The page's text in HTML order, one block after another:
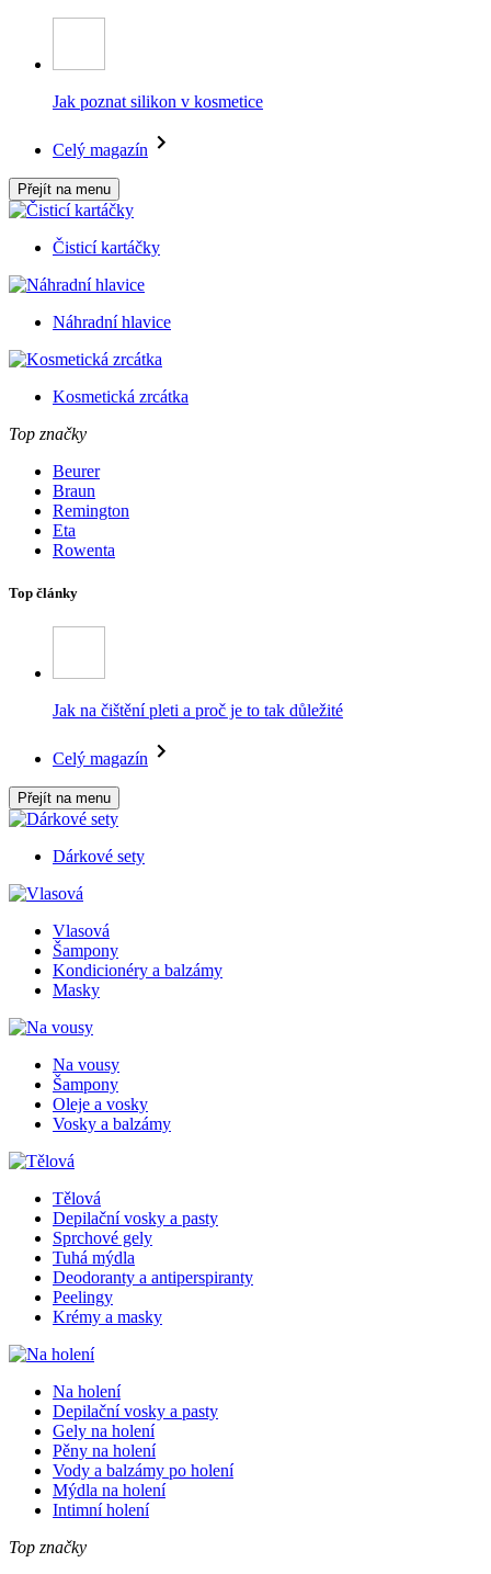
Jak poznat silikon v kosmetice
Celý magazín
Přejít na menu
Čisticí kartáčky
Náhradní hlavice
Kosmetická zrcátka
Top značky
Beurer
Braun
Remington
Eta
Rowenta
Top články
Jak na čištění pleti a proč je to tak důležité
Celý magazín
Přejít na menu
Dárkové sety
Vlasová
Šampony
Kondicionéry a balzámy
Masky
Na vousy
Šampony
Oleje a vosky
Vosky a balzámy
Tělová
Depilační vosky a pasty
Sprchové gely
Tuhá mýdla
Deodoranty a antiperspiranty
Peelingy
Krémy a masky
Na holení
Depilační vosky a pasty
Gely na holení
Pěny na holení
Vody a balzámy po holení
Mýdla na holení
Intimní holení
Top značky